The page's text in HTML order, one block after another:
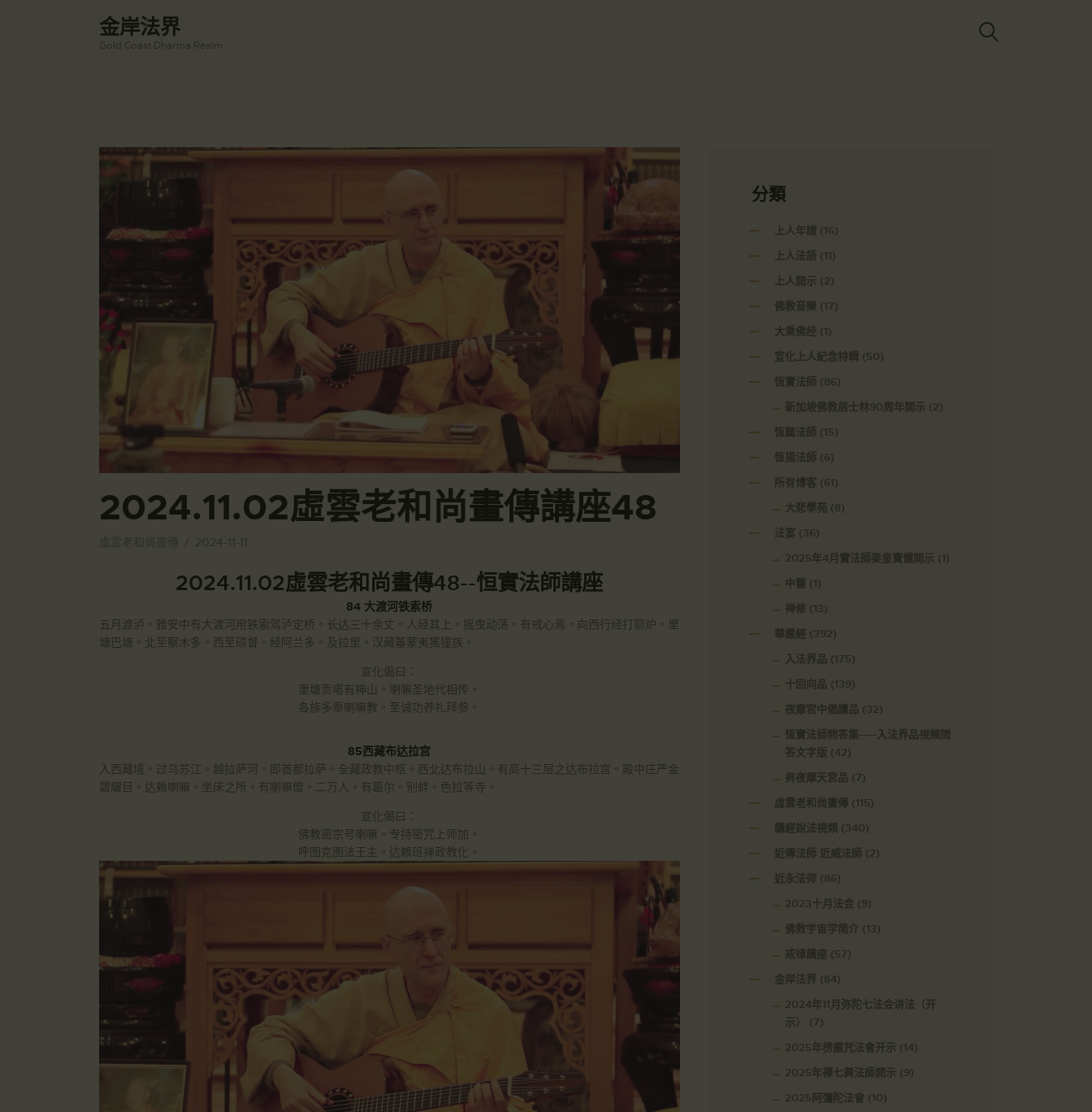
金岸法界
Gold Coast Dharma Realm
宣化上人
文章匯總
教育培德
聯繫我們
登录|LOGIN
2024.11.02虛雲老和尚畫傳講座48
2024.11.02虛雲老和尚畫傳48--恒實法師講座
84 大渡河铁索桥
五月渡泸。雅安中有大渡河用铁索驾泸定桥。长达三十余丈。人经其上。摇曳动荡。有戒心焉。向西行经打箭炉。里
塘巴塘。北至察木多。西至硕督。经阿兰多。及拉里。汉藏蕃蒙夷猺獞族。
宣化偈曰：
里塘贡噶有神山。喇嘛圣地代相传。
各族多奉喇嘛教。至诚功养礼拜参。
85西藏布达拉宫
入西藏境。过乌苏江。越拉萨河。即首都拉萨。全藏政教中枢。西北达布拉山。有高十三层之达布拉宫。殿中庄严金
碧耀目。达赖喇嘛。坐床之所。有喇嘛僧。二万人。有葛尔。别蚌。色拉等寺。
宣化偈曰：
佛教密宗号喇嘛。专持密咒上师加。
呼图克图法王主。达赖班禅政教化。
分類
上人年譜 (16)
上人法語 (11)
上人開示 (2)
佛教音樂 (17)
大乘佛经 (1)
宣化上人紀念特輯 (50)
恆實法師 (86)
新加坡佛教居士林90周年開示 (2)
恆懿法師 (15)
恆揚法師 (6)
所有博客 (61)
大悲學苑 (8)
法宴 (36)
2025年4月實法師梁皇寶懺開示 (1)
中醫 (1)
禅修 (13)
華嚴經 (392)
入法界品 (175)
十回向品 (139)
夜摩宮中偈讚品 (32)
恆實法師問答集——入法界品視頻問
答文字版 (42)
昇夜摩天宮品 (7)
虛雲老和尚畫傳 (115)
講經說法視頻
(340)
近傳法師 近威法師 (2)
近永法师 (86)
2023十月法会 (9)
佛教宇宙学简介 (13)
戒律講座 (57)
金岸法界 (84)
2024年11月弥陀七法会讲法（开
示）
(7)
2025年楞嚴咒法會开示 (14)
2025年禪七興法師開示 (9)
2025阿彌陀法會 (10)
👉Zoom Link 链接：
https://drba-org.zoom.us/j/84914586289
👉Meeting ID 会议号：84914586289
一、請以【全名+所在地】方式加入會議。